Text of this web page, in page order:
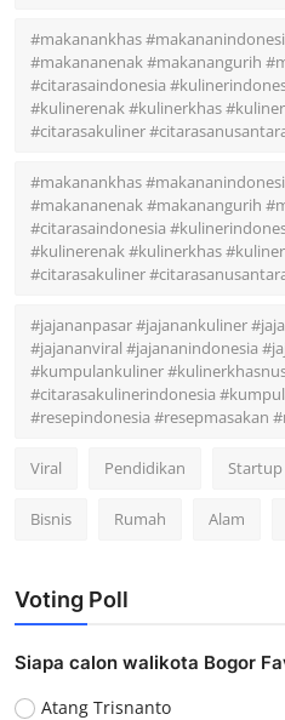
#makanankhas
#makananenak #makanangurih
#citarasaindonesia
#kulinerenak #kulinerkhas
#citarasakuliner
#makanankhas
#makananenak #makanangurih
#citarasaindonesia
#kulinerenak #kulinerkhas
#citarasakuliner
#jajananpasar #jajanankuliner
#jajananviral #jajananindonesia
#kumpulankuliner
#citarasakulinerindonesia
#resepindonesia #resepmasakan
Viral Pendidikan Startup
Bisnis Rumah Alam
Voting Poll
Siapa calon walikota Bogor
Atang Trisnanto